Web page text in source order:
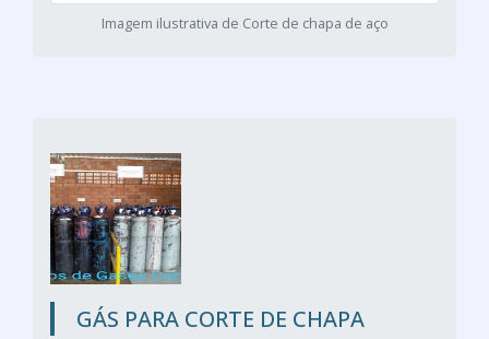
Imagem ilustrativa de Corte de chapa de aço
GÁS PARA CORTE DE CHAPA